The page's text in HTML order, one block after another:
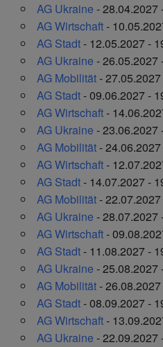
AG Ukraine - 28.04.2027
AG Wirtschaft-
AG Stadt- 12.05.2027 -
AG Ukraine - 26.05.2027
AG Mobilität-
AG Stadt- 09.06.2027 -
AG Wirtschaft-
AG Ukraine - 23.06.2027
AG Mobilität-
AG Wirtschaft-
AG Stadt- 14.07.2027 -
AG Mobilität-
AG Ukraine - 28.07.2027
AG Wirtschaft-
AG Stadt- 11.08.2027 -
AG Ukraine - 25.08.2027
AG Mobilität-
AG Stadt- 08.09.2027 -
AG Wirtschaft-
AG Ukraine - 22.09.2027